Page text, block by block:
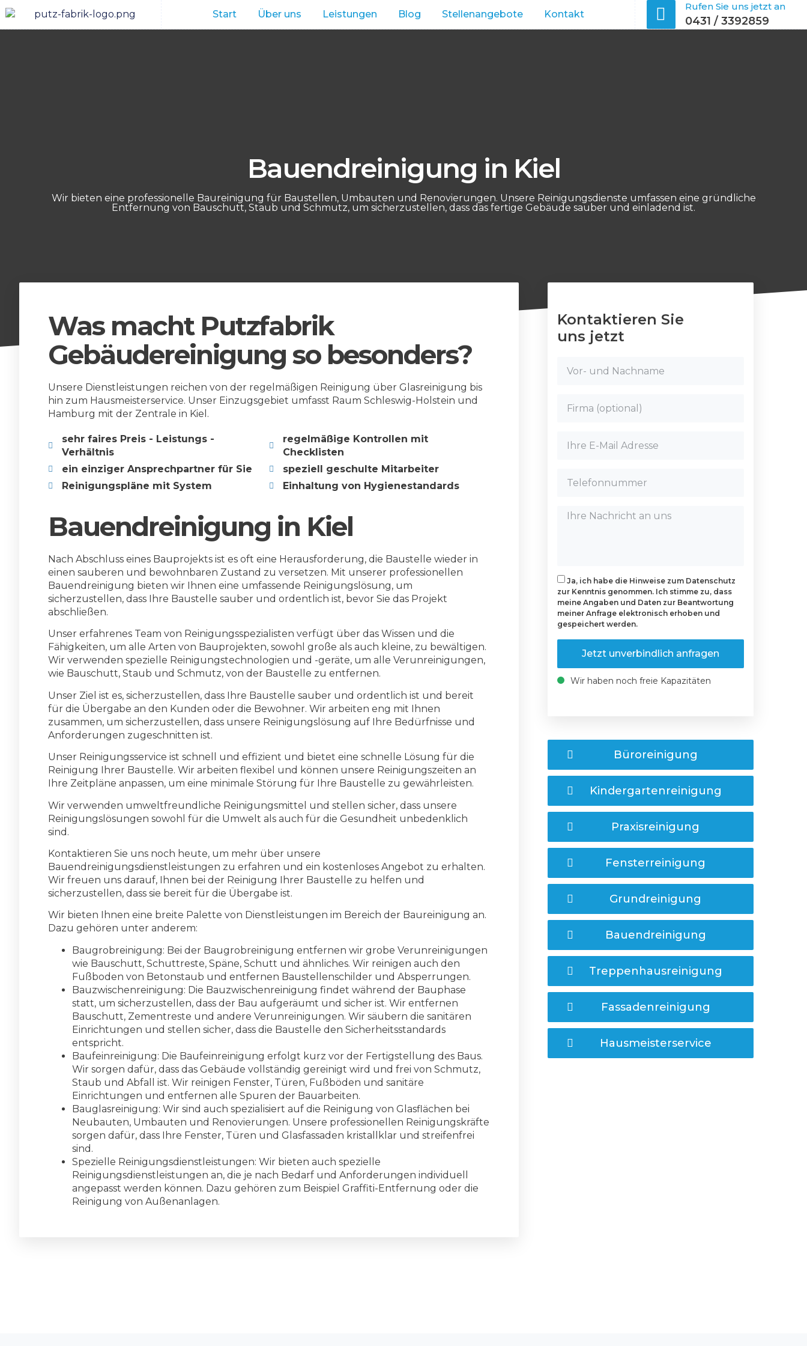
Start Über uns Leistungen Blog Stellenangebote Kontakt
Rufen Sie uns jetzt an
0431 / 3392859
Bauendreinigung in Kiel
Wir bieten eine professionelle Baureinigung für Baustellen, Umbauten und Renovierungen. Unsere Reinigungsdienste umfassen eine gründliche
Entfernung von Bauschutt, Staub und Schmutz, um sicherzustellen, dass das fertige Gebäude sauber und einladend ist.
Was macht Putzfabrik
Gebäudereinigung so besonders?
Unsere Dienstleistungen reichen von der regelmäßigen Reinigung über Glasreinigung bis
hin zum Hausmeisterservice. Unser Einzugsgebiet umfasst Raum Schleswig-Holstein und
Hamburg mit der Zentrale in Kiel.
sehr faires Preis - Leistungs -
Verhältnis
ein einziger Ansprechpartner für Sie
Reinigungspläne mit System
regelmäßige Kontrollen mit
Checklisten
speziell geschulte Mitarbeiter
Einhaltung von Hygienestandards
Bauendreinigung in Kiel
Nach Abschluss eines Bauprojekts ist es oft eine Herausforderung, die Baustelle wieder in
einen sauberen und bewohnbaren Zustand zu versetzen. Mit unserer professionellen
Bauendreinigung bieten wir Ihnen eine umfassende Reinigungslösung, um
sicherzustellen, dass Ihre Baustelle sauber und ordentlich ist, bevor Sie das Projekt
abschließen.
Unser erfahrenes Team von Reinigungsspezialisten verfügt über das Wissen und die
Fähigkeiten, um alle Arten von Bauprojekten, sowohl große als auch kleine, zu bewältigen.
Wir verwenden spezielle Reinigungstechnologien und -geräte, um alle Verunreinigungen,
wie Bauschutt, Staub und Schmutz, von der Baustelle zu entfernen.
Unser Ziel ist es, sicherzustellen, dass Ihre Baustelle sauber und ordentlich ist und bereit
für die Übergabe an den Kunden oder die Bewohner. Wir arbeiten eng mit Ihnen
zusammen, um sicherzustellen, dass unsere Reinigungslösung auf Ihre Bedürfnisse und
Anforderungen zugeschnitten ist.
Unser Reinigungsservice ist schnell und effizient und bietet eine schnelle Lösung für die
Reinigung Ihrer Baustelle. Wir arbeiten flexibel und können unsere Reinigungszeiten an
Ihre Zeitpläne anpassen, um eine minimale Störung für Ihre Baustelle zu gewährleisten.
Wir verwenden umweltfreundliche Reinigungsmittel und stellen sicher, dass unsere
Reinigungslösungen sowohl für die Umwelt als auch für die Gesundheit unbedenklich
sind.
Kontaktieren Sie uns noch heute, um mehr über unsere
Bauendreinigungsdienstleistungen zu erfahren und ein kostenloses Angebot zu erhalten.
Wir freuen uns darauf, Ihnen bei der Reinigung Ihrer Baustelle zu helfen und
sicherzustellen, dass sie bereit für die Übergabe ist.
Wir bieten Ihnen eine breite Palette von Dienstleistungen im Bereich der Baureinigung an.
Dazu gehören unter anderem:
Baugrobreinigung: Bei der Baugrobreinigung entfernen wir grobe Verunreinigungen
wie Bauschutt, Schuttreste, Späne, Schutt und ähnliches. Wir reinigen auch den
Fußboden von Betonstaub und entfernen Baustellenschilder und Absperrungen.
Bauzwischenreinigung: Die Bauzwischenreinigung findet während der Bauphase
statt, um sicherzustellen, dass der Bau aufgeräumt und sicher ist. Wir entfernen
Bauschutt, Zementreste und andere Verunreinigungen. Wir säubern die sanitären
Einrichtungen und stellen sicher, dass die Baustelle den Sicherheitsstandards
entspricht.
Baufeinreinigung: Die Baufeinreinigung erfolgt kurz vor der Fertigstellung des Baus.
Wir sorgen dafür, dass das Gebäude vollständig gereinigt wird und frei von Schmutz,
Staub und Abfall ist. Wir reinigen Fenster, Türen, Fußböden und sanitäre
Einrichtungen und entfernen alle Spuren der Bauarbeiten.
Bauglasreinigung: Wir sind auch spezialisiert auf die Reinigung von Glasflächen bei
Neubauten, Umbauten und Renovierungen. Unsere professionellen Reinigungskräfte
sorgen dafür, dass Ihre Fenster, Türen und Glasfassaden kristallklar und streifenfrei
sind.
Spezielle Reinigungsdienstleistungen: Wir bieten auch spezielle
Reinigungsdienstleistungen an, die je nach Bedarf und Anforderungen individuell
angepasst werden können. Dazu gehören zum Beispiel Graffiti-Entfernung oder die
Reinigung von Außenanlagen.
Kontaktieren Sie
uns jetzt
Ja, ich habe die Hinweise zum Datenschutz
zur Kenntnis genommen. Ich stimme zu, dass
meine Angaben und Daten zur Beantwortung
meiner Anfrage elektronisch erhoben und
gespeichert werden.
Jetzt unverbindlich anfragen
Wir haben noch freie Kapazitäten
Büroreinigung
Kindergartenreinigung
Praxisreinigung
Fensterreinigung
Grundreinigung
Bauendreinigung
Treppenhausreinigung
Fassadenreinigung
Hausmeisterservice